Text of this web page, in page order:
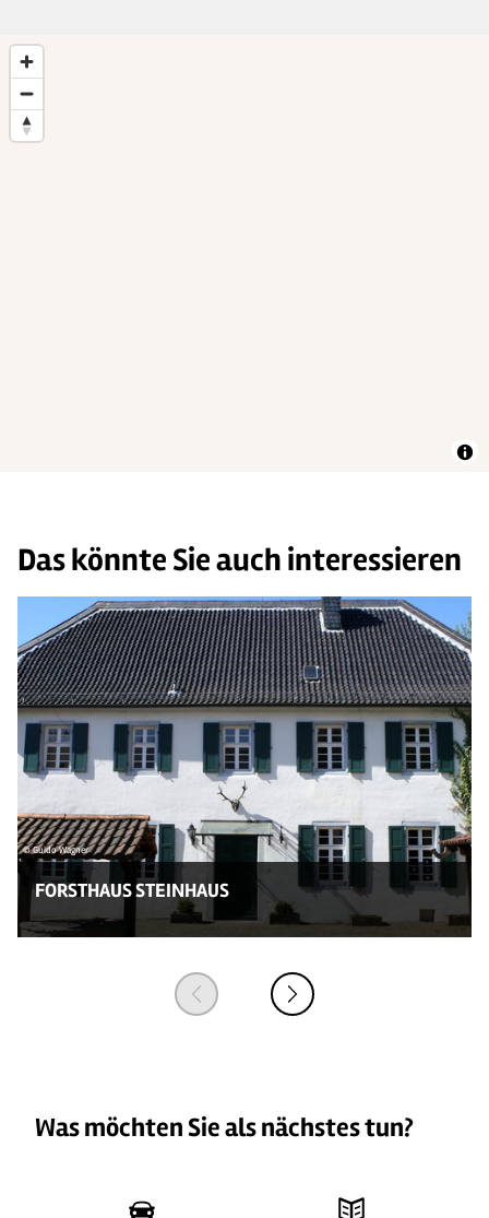
Das könnte Sie auch interessieren
© Guido Wagner
FORSTHAUS STEINHAUS
Was möchten Sie als nächstes tun?